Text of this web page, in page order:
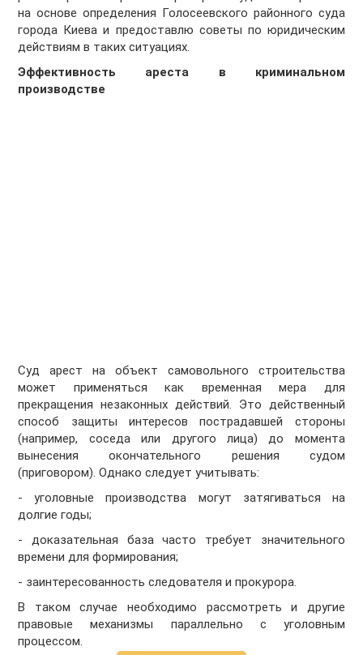
на основе определения Голосеевского районного суда
города Киева и предоставлю советы по юридическим
действиям в таких ситуациях.
Эффективность ареста в криминальном
производстве
Суд арест на объект самовольного строительства
может применяться как временная мера для
прекращения незаконных действий. Это действенный
способ защиты интересов пострадавшей стороны
(например, соседа или другого лица) до момента
вынесения окончательного решения судом
(приговором). Однако следует учитывать:
- уголовные производства могут затягиваться на
долгие годы;
- доказательная база часто требует значительного
времени для формирования;
- заинтересованность следователя и прокурора.
В таком случае необходимо рассмотреть и другие
правовые механизмы параллельно с уголовным
процессом.